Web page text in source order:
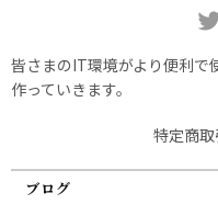
皆さまのIT環境がより便利で
作っていきます。
特定商
ブログ